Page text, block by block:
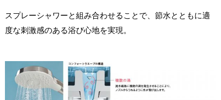
スプレーシャワーと組み合わせることで、節水とともに適
度な刺激感のある浴び心地を実現。